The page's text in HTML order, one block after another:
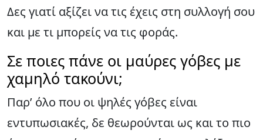
Δες γιατί αξίζει να τις έχεις στη συλλογή σου
και με τι μπορείς να τις φοράς.
Σε ποιες πάνε οι μαύρες γόβες με
χαμηλό τακούνι;
Παρ’ όλο που οι ψηλές γόβες είναι
εντυπωσιακές, δε θεωρούνται ως και το πιο